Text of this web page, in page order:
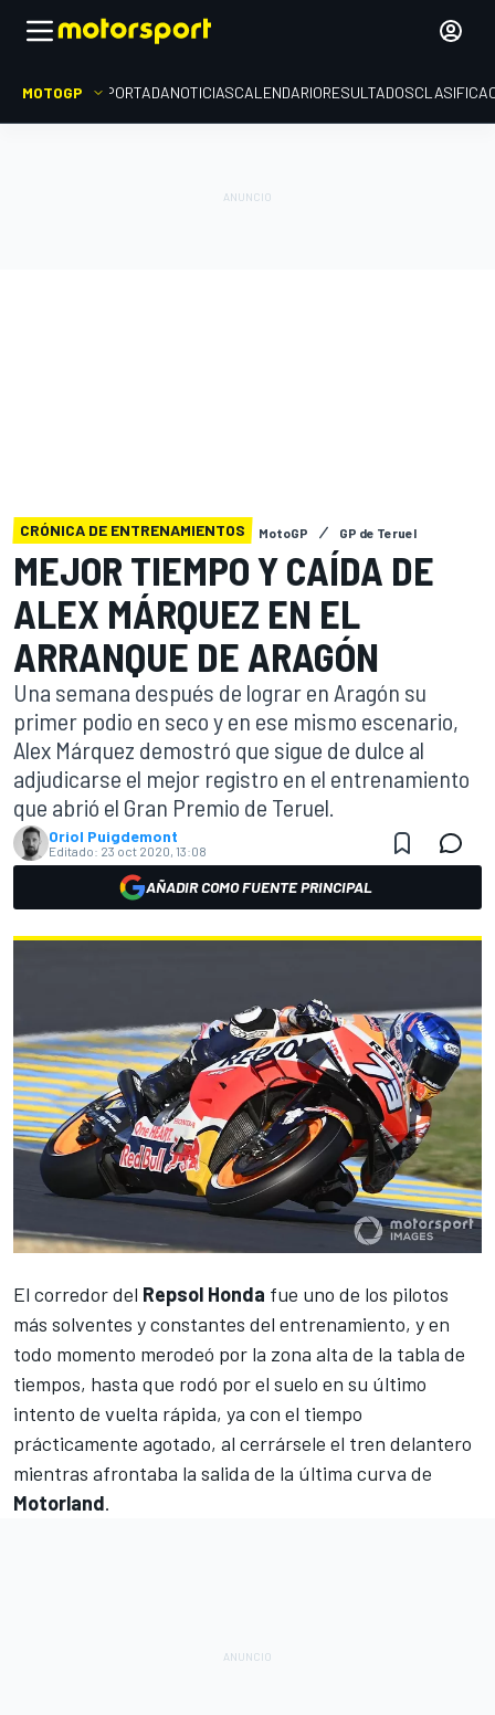
MOTOGP PORTADANOTICIASCALENDARIORESULTADOS
CRÓNICA DE ENTRENAMIENTOS MotoGP GP de Teruel
MEJOR TIEMPO Y CAÍDA DE
ALEX MÁRQUEZ EN EL
ARRANQUE DE ARAGÓN
Una semana después de lograr en Aragón su
primer podio en seco y en ese mismo escenario,
Alex Márquez demostró que sigue de dulce al
adjudicarse el mejor registro en el entrenamiento
que abrió el Gran Premio de Teruel.
Oriol Puigdemont
Editado: 23 oct 2020, 13:08
AÑADIR COMO FUENTE PRINCIPAL
El corredor del Repsol Honda fue uno de los pilotos
más solventes y constantes del entrenamiento, y en
todo momento merodeó por la zona alta de la tabla de
tiempos, hasta que rodó por el suelo en su último
intento de vuelta rápida, ya con el tiempo
prácticamente agotado, al cerrársele el tren delantero
mientras afrontaba la salida de la última curva de
Motorland.